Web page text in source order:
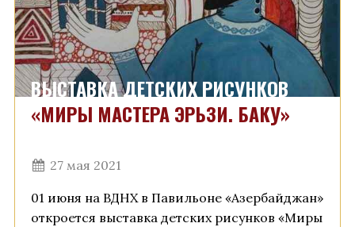
ВЫСТАВКА ДЕТСКИХ РИСУНКОВ
«МИРЫ МАСТЕРА ЭРЬЗИ. БАКУ»
27 мая 2021
01 июня на ВДНХ в Павильоне «Азербайджан»
откроется выставка детских рисунков «Миры